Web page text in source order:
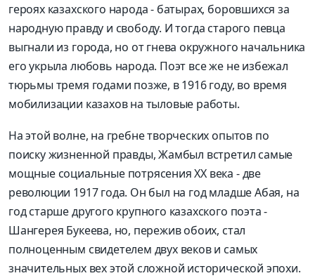
героях казахского народа - батырах, боровшихся за
народную правду и свободу. И тогда старого певца
выгнали из города, но от гнева окружного начальника
его укрыла любовь народа. Поэт все же не избежал
тюрьмы тремя годами позже, в 1916 году, во время
мобилизации казахов на тыловые работы.
На этой волне, на гребне творческих опытов по
поиску жизненной правды, Жамбыл встретил самые
мощные социальные потрясения ХХ века - две
революции 1917 года. Он был на год младше Абая, на
год старше другого крупного казахского поэта -
Шангерея Букеева, но, пережив обоих, стал
полноценным свидетелем двух веков и самых
значительных вех этой сложной исторической эпохи.